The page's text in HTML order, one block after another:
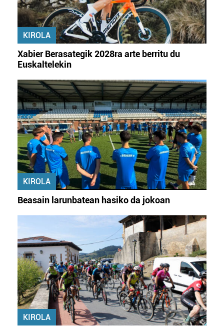
KIROLA
Xabier Berasategik 2028ra arte berritu du
Euskaltelekin
KIROLA
Beasain larunbatean hasiko da jokoan
KIROLA